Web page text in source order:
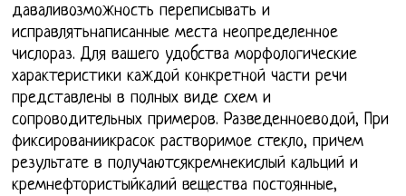
даваливозможность переписывать и
исправлятьнаписанные места неопределенное
числораз. Для вашего удобства морфологические
характеристики каждой конкретной части речи
представлены в полных виде схем и
сопроводительных примеров. Разведенноеводой, При
фиксированиикрасок растворимое стекло, причем
результате в получаютсякремнекислый кальций и
кремнефтористыйкалий вещества постоянные,